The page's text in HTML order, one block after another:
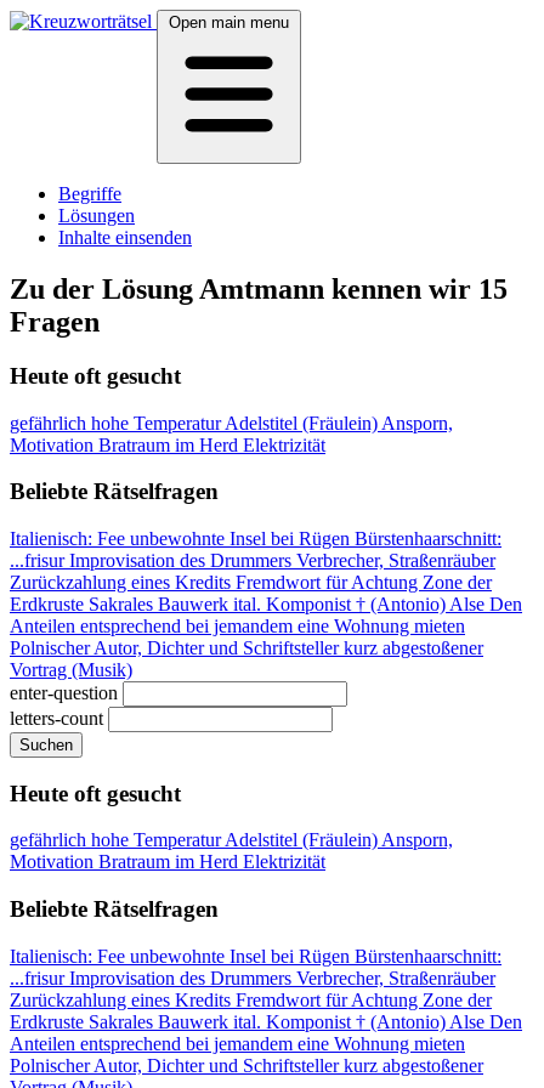
Open main menu
Begriffe
Lösungen
Inhalte einsenden
Zu der Lösung Amtmann kennen wir 15
Fragen
Heute oft gesucht
gefährlich hohe TemperaturAdelstitel (Fräulein) Ansporn,
Motivation Bratraum im Herd Elektrizität
Beliebte Rätselfragen
Italienisch: Fee unbewohnte Insel bei Rügen Bürstenhaarschnitt:
...frisurImprovisation des Drummers Verbrecher, Straßenräuber
Zurückzahlung eines Kredits Fremdwort für Achtung Zone der
Erdkruste Sakrales Bauwerk ital. Komponist † (Antonio) Alse Den
Anteilen entsprechend bei jemandem eine Wohnung mieten
Polnischer Autor, Dichter und Schriftstellerkurz abgestoßener
Vortrag (Musik)
enter-question
letters-count
Suchen
Heute oft gesucht
gefährlich hohe TemperaturAdelstitel (Fräulein)Ansporn,
Motivation Bratraum im Herd Elektrizität
Beliebte Rätselfragen
Italienisch: Fee unbewohnte Insel bei Rügen Bürstenhaarschnitt:
...frisurImprovisation des Drummers Verbrecher, Straßenräuber
Zurückzahlung eines Kredits Fremdwort für Achtung Zone der
Erdkruste Sakrales Bauwerk ital. Komponist † (Antonio) Alse Den
Anteilen entsprechend bei jemandem eine Wohnung mieten
Polnischer Autor, Dichter und Schriftstellerkurz abgestoßener